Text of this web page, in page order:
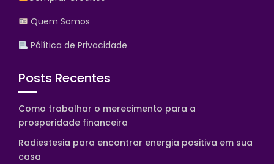
Quem Somos
Pólítica de Privacidade
Posts Recentes
Como trabalhar o merecimento para a
prosperidade financeira
Radiestesia para encontrar energia positiva em sua
casa